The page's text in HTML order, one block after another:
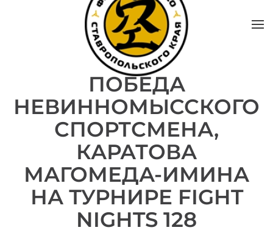
ПОБЕДА
НЕВИННОМЫССКОГО
СПОРТСМЕНА,
КАРАТОВА
МАГОМЕДА-ИМИНА
НА ТУРНИРЕ FIGHT
NIGHTS 128